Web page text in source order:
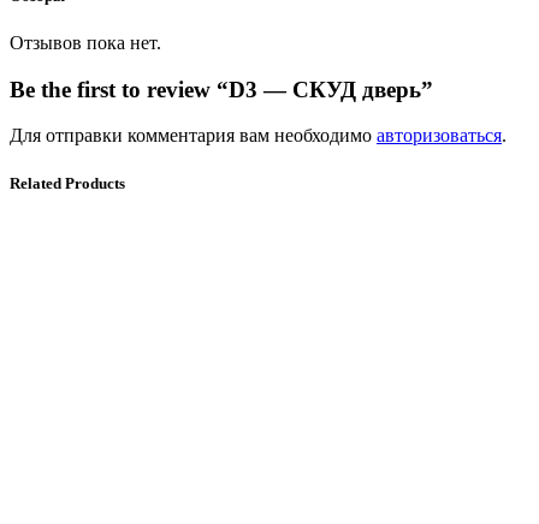
Отзывов пока нет.
Be the first to review “D3 — СКУД дверь”
Для отправки комментария вам необходимо авторизоваться.
Related Products